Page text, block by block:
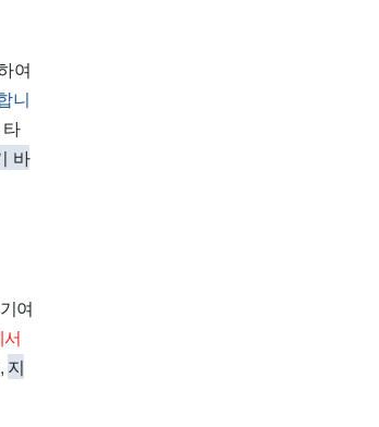
여
니
바
여
지